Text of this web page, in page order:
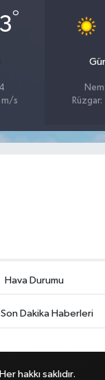
°
m/s
Hava Durumu
Son Dakika Haberleri
hakkı saklıdır.